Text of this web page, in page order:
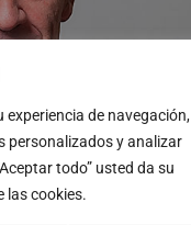
experiencia de navegación,
personalizados y analizar
todo” usted da su
las cookies.